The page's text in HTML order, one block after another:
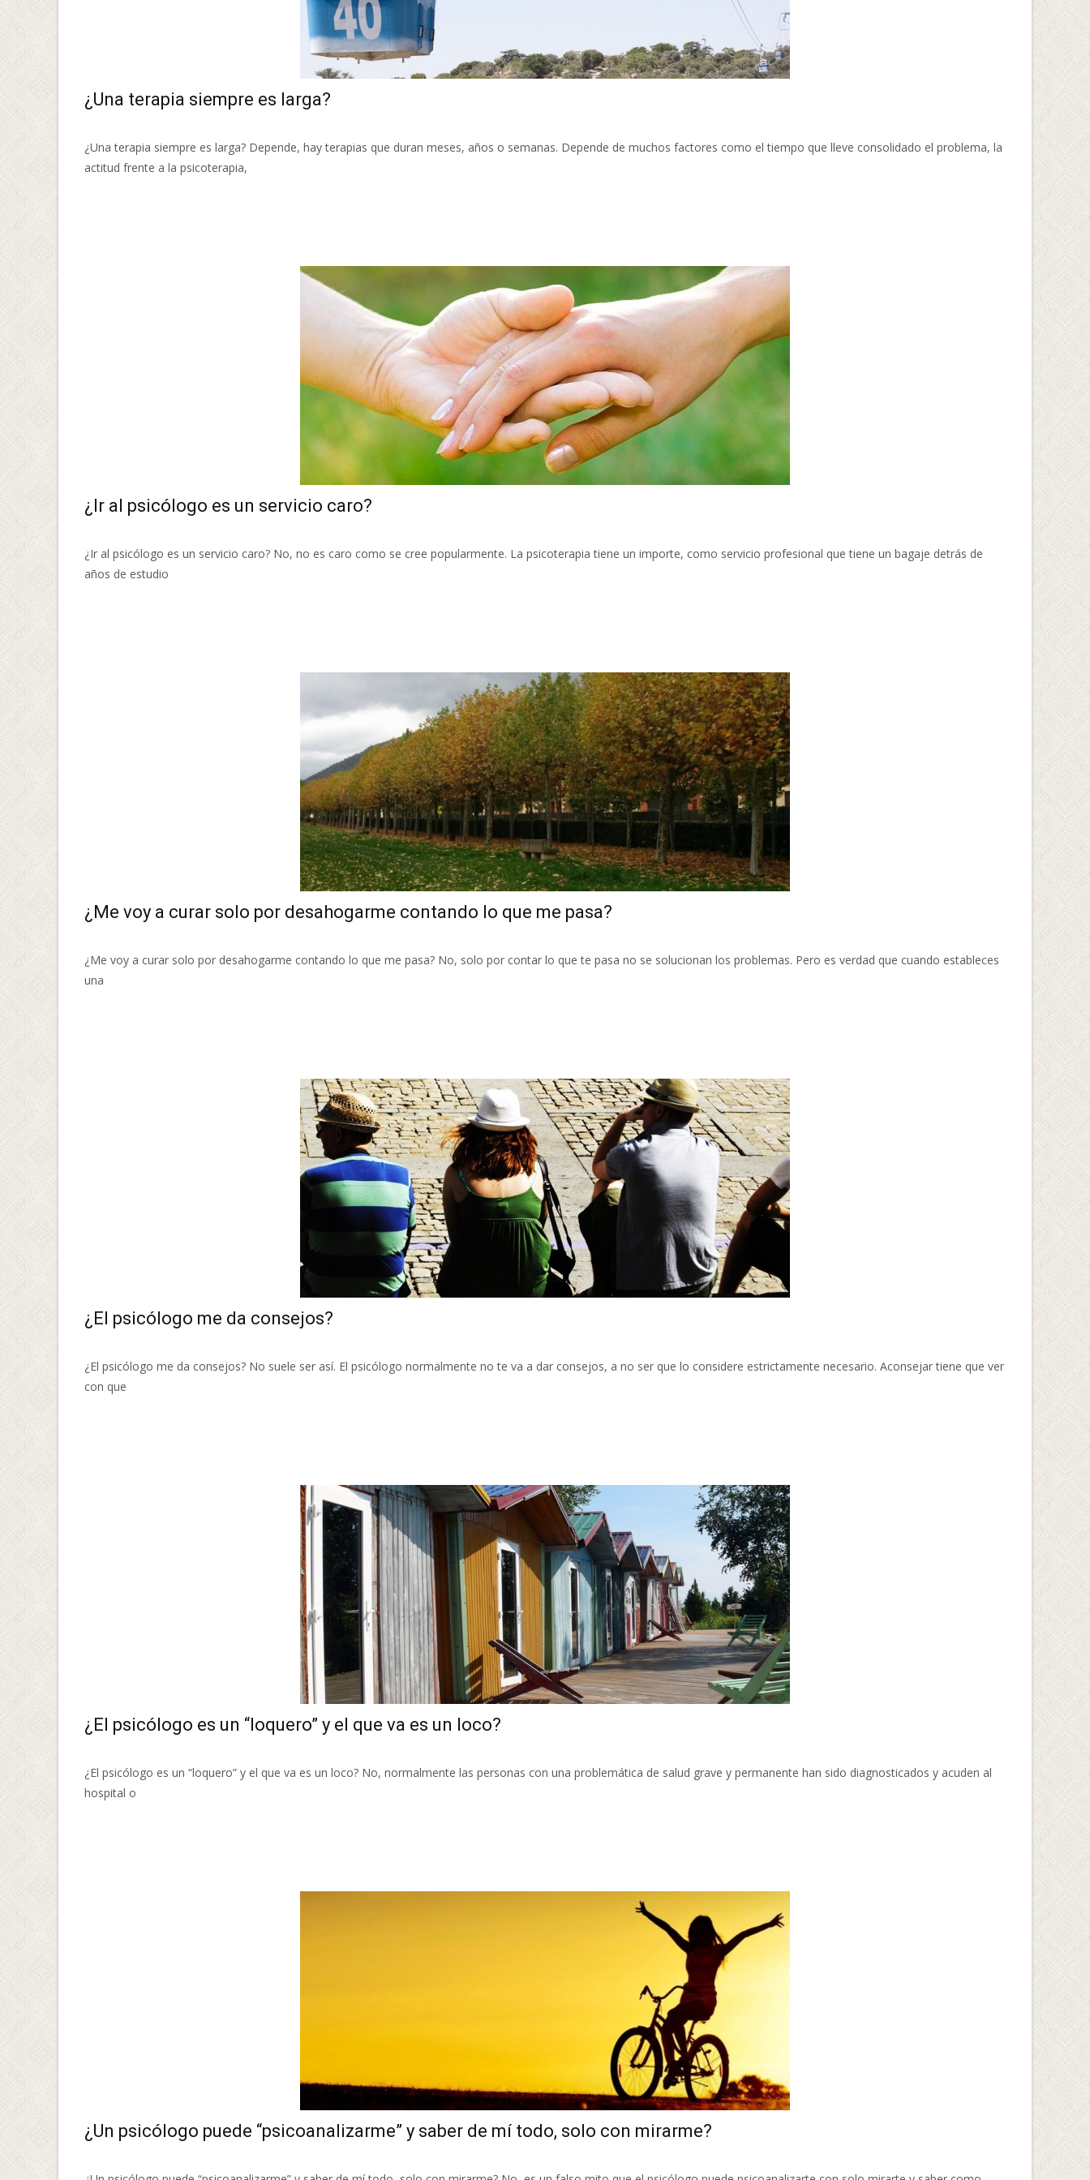
¿Una terapia siempre es larga?
¿Una terapia siempre es larga? Depende, hay terapias que duran meses, años o semanas. Depende de muchos factores como el tiempo que lleve consolidado el problema, la
actitud frente a la psicoterapia,
¿Ir al psicólogo es un servicio caro?
¿Ir al psicólogo es un servicio caro? No, no es caro como se cree popularmente. La psicoterapia tiene un importe, como servicio profesional que tiene un bagaje detrás de
años de estudio
¿Me voy a curar solo por desahogarme contando lo que me pasa?
¿Me voy a curar solo por desahogarme contando lo que me pasa? No, solo por contar lo que te pasa no se solucionan los problemas. Pero es verdad que cuando estableces
una
¿El psicólogo me da consejos?
¿El psicólogo me da consejos? No suele ser así. El psicólogo normalmente no te va a dar consejos, a no ser que lo considere estrictamente necesario. Aconsejar tiene que ver
con que
¿El psicólogo es un “loquero” y el que va es un loco?
¿El psicólogo es un “loquero” y el que va es un loco? No, normalmente las personas con una problemática de salud grave y permanente han sido diagnosticados y acuden al
hospital o
¿Un psicólogo puede “psicoanalizarme” y saber de mí todo, solo con mirarme?